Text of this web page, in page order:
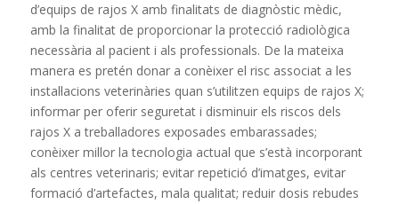
d’equips de rajos X amb finalitats de diagnòstic mèdic,
amb la finalitat de proporcionar la protecció radiològica
necessària al pacient i als professionals. De la mateixa
manera es pretén donar a conèixer el risc associat a les
instal·lacions veterinàries quan s’utilitzen equips de rajos X;
informar per oferir seguretat i disminuir els riscos dels
rajos X a treballadores exposades embarassades;
conèixer millor la tecnologia actual que s’està incorporant
als centres veterinaris; evitar repetició d’imatges, evitar
formació d’artefactes, mala qualitat; reduir dosis rebudes